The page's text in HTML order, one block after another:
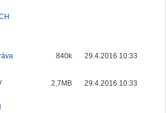
840k 29.4.2016 10:33
2,7MB 29.4.2016 10:33